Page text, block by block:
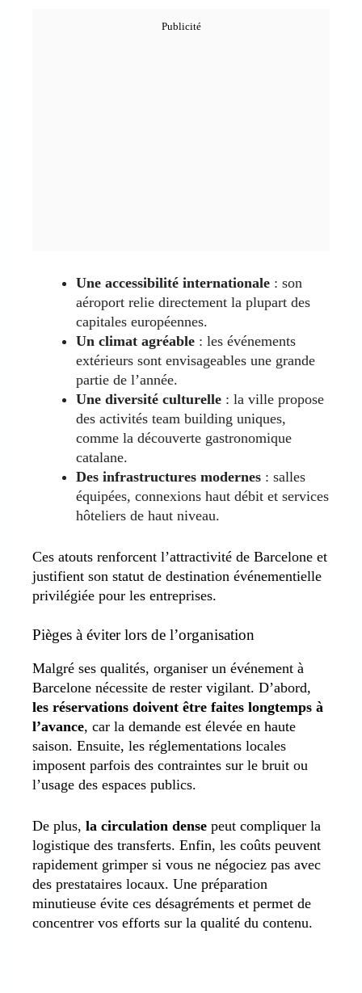
Une accessibilité internationale : son
aéroport relie directement la plupart des
capitales européennes.
Un climat agréable : les événements
extérieurs sont envisageables une grande
partie de l’année.
Une diversité culturelle : la ville propose
des activités team building uniques,
comme la découverte gastronomique
catalane.
Des infrastructures modernes : salles
équipées, connexions haut débit et services
hôteliers de haut niveau.
Ces atouts renforcent l’attractivité de Barcelone et
justifient son statut de destination événementielle
privilégiée pour les entreprises.
Pièges à éviter lors de l’organisation
Malgré ses qualités, organiser un événement à
Barcelone nécessite de rester vigilant. D’abord,
les réservations doivent être faites longtemps à
l’avance, car la demande est élevée en haute
saison. Ensuite, les réglementations locales
imposent parfois des contraintes sur le bruit ou
l’usage des espaces publics.
De plus, la circulation dense peut compliquer la
logistique des transferts. Enfin, les coûts peuvent
rapidement grimper si vous ne négociez pas avec
des prestataires locaux. Une préparation
minutieuse évite ces désagréments et permet de
concentrer vos efforts sur la qualité du contenu.